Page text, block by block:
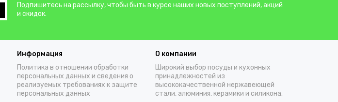
Подпишитесь на рассылку, чтобы быть в курсе наших новых поступлений, акций
и скидок.
Информация
Политика в отношении обработки
персональных данных и сведения о
реализуемых требованиях к защите
персональных данных
О компании
Широкий выбор посуды и кухонных
принадлежностей из
высококачественной нержавеющей
стали, алюминия, керамики и силикона.